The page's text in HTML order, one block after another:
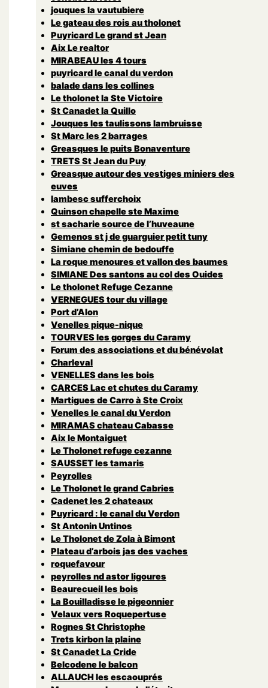
jouques la vautubiere
Le gateau des rois au tholonet
Puyricard Le grand st Jean
Aix Le realtor
MIRABEAU les 4 tours
puyricard le canal du verdon
balade dans les collines
Le tholonet la Ste Victoire
St Canadet la Quillo
Jouques les taulissons lambruisse
St Marc les 2 barrages
Greasques le puits Bonaventure
TRETS St Jean du Puy
Greasque autour des vestiges miniers des
euves
lambesc sufferchoix
Quinson chapelle ste Maxime
st sacharie source de l’huveaune
Gemenos st j de guarguier petit tuny
Simiane chemin de bedouffe
La roque menoures et vallon des baumes
SIMIANE Des santons au col des Ouides
Le tholonet Refuge Cezanne
VERNEGUES tour du village
Port d’Alon
Venelles pique-nique
TOURVES les gorges du Caramy
Forum des associations et du bénévolat
Charleval
VENELLES dans les bois
CARCES Lac et chutes du Caramy
Martigues de Carro à Ste Croix
Venelles le canal du Verdon
MIRAMAS chateau Cabasse
Aix le Montaiguet
Le Tholonet refuge cezanne
SAUSSET les tamaris
Peyrolles
Le Tholonet le grand Cabries
Cadenet les 2 chateaux
Puyricard : le canal du Verdon
St Antonin Untinos
Le Tholonet de Zola à Bimont
Plateau d’arbois jas des vaches
roquefavour
peyrolles nd astor ligoures
Beaurecueil les bois
La Bouilladisse le pigeonnier
Velaux vers Roquepertuse
Rognes St Christophe
Trets kirbon la plaine
St Canadet La Cride
Belcodene le balcon
ALLAUCH les escaouprés